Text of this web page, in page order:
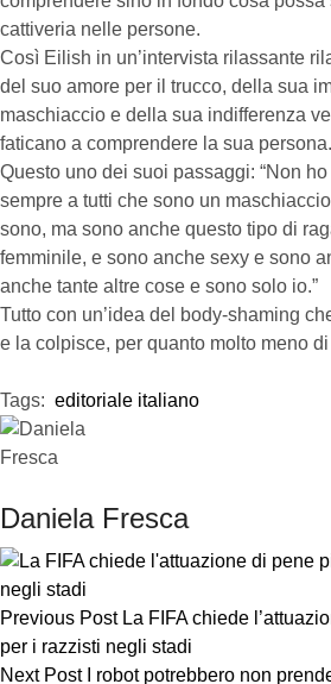
cattiveria nelle persone.
Così Eilish in un’intervista rilassante
del suo amore per il trucco, della sua
maschiaccio e della sua indifferenza
faticano a comprendere la sua persona.
Questo uno dei suoi passaggi: “Non
sempre a tutti che sono un
sono, ma sono anche questo tipo di
femminile, e sono anche sexy e sono
anche tante altre cose e sono solo io.”
Tutto con un’idea del body-shaming
e la colpisce, per quanto molto meno
Tags: editoriale italiano
Daniela Fresca
Previous Post La FIFA chiede
per i razzisti negli stadi
Next Post
I robot potrebbero non